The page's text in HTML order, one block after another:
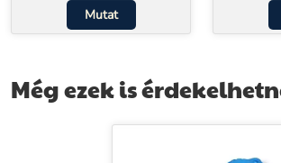
Mutat
Még ezek is